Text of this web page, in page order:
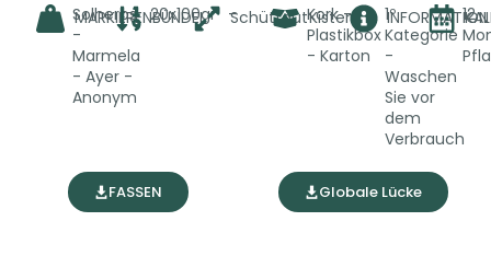
MARKIEREN
Solherbs
-
Marmela
- Ayer -
Anonym
BÜNDEL
20x100gr Schüttgut
- Kisten
Kork -
Plastikbox
- Karton
INFORMATION
1º
Kategorie
-
Waschen
Sie vor
dem
Verbrauch
12
FASSEN Globale Lücke